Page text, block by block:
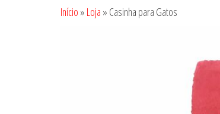
Início » Loja » Casinha para Gatos